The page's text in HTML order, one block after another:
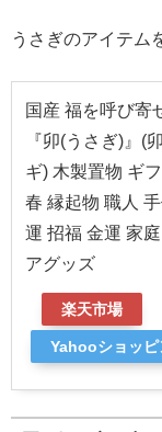
うさぎのアイテム
国産 福を呼び
『卯(うさぎ)』(
ギ) 木製置物 ギ
春 縁起物 職人
運 招福 金運 家
アグッズ
楽天市場
Yahooショッピ